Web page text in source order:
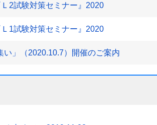
2試験対策セミナー』2020
1試験対策セミナー』2020
い」（2020.10.7）開催のご案内